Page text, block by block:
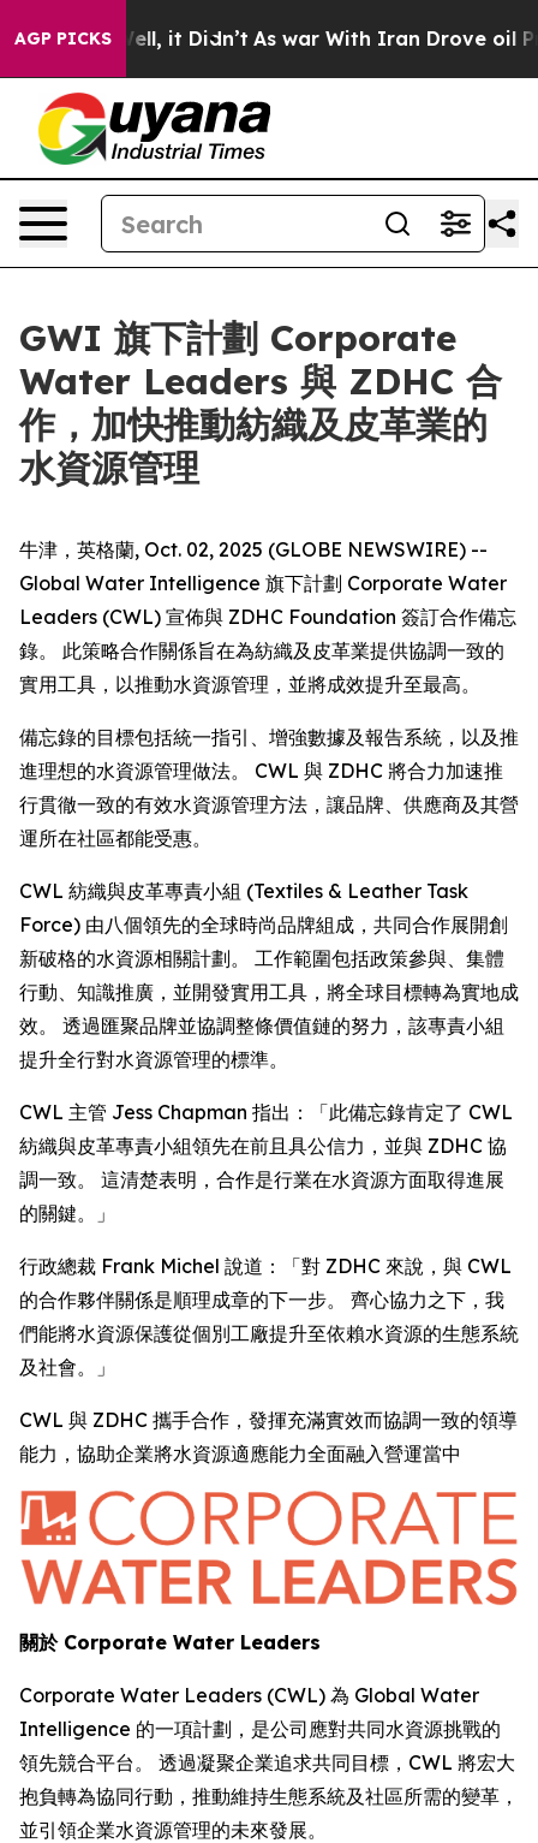
AGP PICKS
40%. Well, it Didn’t As war With Iran Drove oil
GWI 旗下計劃 Corporate
Water Leaders 與 ZDHC 合
作，加快推動紡織及皮革業的
水資源管理
牛津，英格蘭, Oct. 02, 2025 (GLOBE NEWSWIRE) --
Global Water Intelligence 旗下計劃 Corporate Water
Leaders (CWL) 宣佈與 ZDHC Foundation 簽訂合作備忘
錄。 此策略合作關係旨在為紡織及皮革業提供協調一致的
實用工具，以推動水資源管理，並將成效提升至最高。
備忘錄的目標包括統一指引、增強數據及報告系統，以及推
進理想的水資源管理做法。 CWL 與 ZDHC 將合力加速推
行貫徹一致的有效水資源管理方法，讓品牌、供應商及其營
運所在社區都能受惠。
CWL 紡織與皮革專責小組 (Textiles & Leather Task
Force) 由八個領先的全球時尚品牌組成，共同合作展開創
新破格的水資源相關計劃。 工作範圍包括政策參與、集體
行動、知識推廣，並開發實用工具，將全球目標轉為實地成
效。 透過匯聚品牌並協調整條價值鏈的努力，該專責小組
提升全行對水資源管理的標準。
CWL 主管 Jess Chapman 指出：「此備忘錄肯定了 CWL
紡織與皮革專責小組領先在前且具公信力，並與 ZDHC 協
調一致。 這清楚表明，合作是行業在水資源方面取得進展
的關鍵。」
行政總裁 Frank Michel 說道：「對 ZDHC 來說，與 CWL
的合作夥伴關係是順理成章的下一步。 齊心協力之下，我
們能將水資源保護從個別工廠提升至依賴水資源的生態系統
及社會。」
CWL 與 ZDHC 攜手合作，發揮充滿實效而協調一致的領導
能力，協助企業將水資源適應能力全面融入營運當中
關於 Corporate Water Leaders
Corporate Water Leaders (CWL) 為 Global Water
Intelligence 的一項計劃，是公司應對共同水資源挑戰的
領先競合平台。 透過凝聚企業追求共同目標，CWL 將宏大
抱負轉為協同行動，推動維持生態系統及社區所需的變革，
並引領企業水資源管理的未來發展。